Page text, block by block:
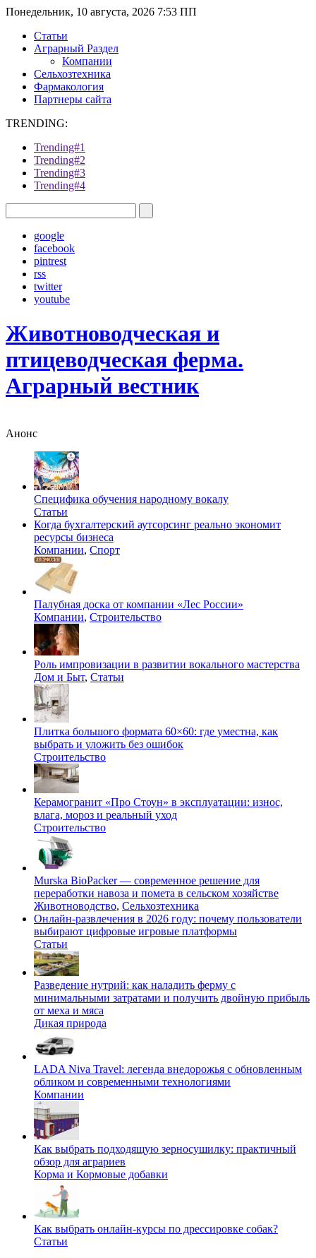
Понедельник, 10 августа, 2026 7:53 ПП
Статьи
Аграрный Раздел
Компании
Сельхозтехника
Фармакология
Партнеры сайта
TRENDING:
Trending#1
Trending#2
Trending#3
Trending#4
google
facebook
pintrest
rss
twitter
youtube
Животноводческая и
птицеводческая ферма.
Аграрный вестник
Анонс
Специфика обучения народному вокалу
Статьи
Когда бухгалтерский аутсорсинг реально экономит
ресурсы бизнеса
Компании, Спорт
Палубная доска от компании «Лес России»
Компании, Строительство
Роль импровизации в развитии вокального мастерства
Дом и Быт, Статьи
Плитка большого формата 60×60: где уместна, как
выбрать и уложить без ошибок
Строительство
Керамогранит «Про Стоун» в эксплуатации: износ,
влага, мороз и реальный уход
Строительство
Murska BioPacker — современное решение для
переработки навоза и помета в сельском хозяйстве
Животноводство, Сельхозтехника
Онлайн-развлечения в 2026 году: почему пользователи
выбирают цифровые игровые платформы
Статьи
Разведение нутрий: как наладить ферму с
минимальными затратами и получить двойную прибыль
от меха и мяса
Дикая природа
LADA Niva Travel: легенда внедорожья с обновленным
обликом и современными технологиями
Компании
Как выбрать подходящую зерносушилку: практичный
обзор для аграриев
Корма и Кормовые добавки
Как выбрать онлайн-курсы по дрессировке собак?
Статьи